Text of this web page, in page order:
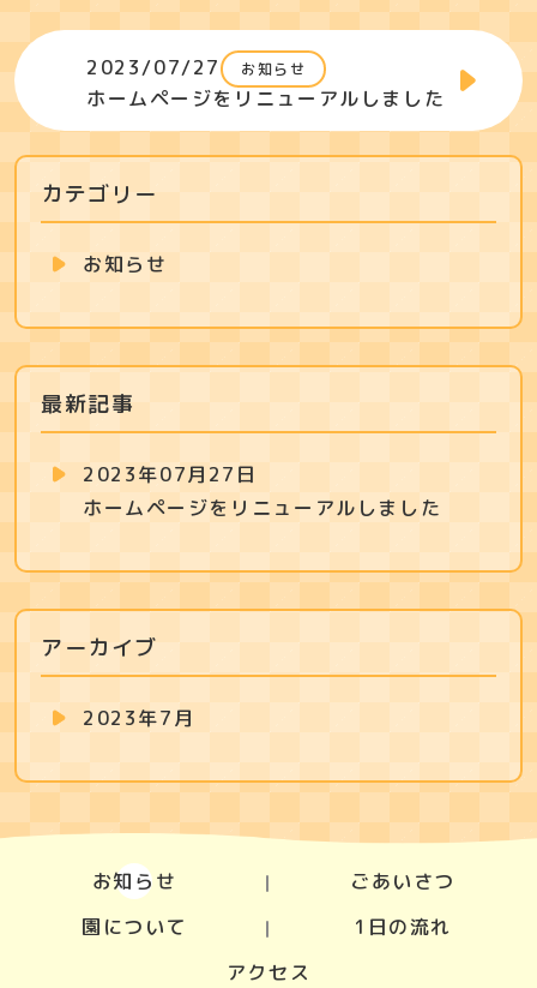
2023/07/27 お知らせ
ホームページをリニューアルしました
カテゴリー
お知らせ
最新記事
2023年07月27日
ホームページをリニューアルしました
アーカイブ
2023年7月
お知らせ
ごあいさつ
園について
1日の流れ
アクセス